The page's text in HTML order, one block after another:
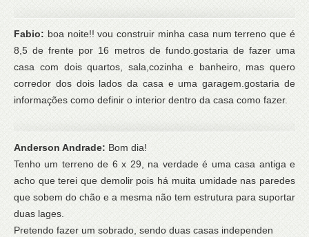
Fabio: boa noite!! vou construir minha casa num terreno que é
8,5 de frente por 16 metros de fundo.gostaria de fazer uma
casa com dois quartos, sala,cozinha e banheiro, mas quero
corredor dos dois lados da casa e uma garagem.gostaria de
informações como definir o interior dentro da casa como fazer.
Anderson Andrade: Bom dia!
Tenho um terreno de 6 x 29, na verdade é uma casa antiga e
acho que terei que demolir pois há muita umidade nas paredes
que sobem do chão e a mesma não tem estrutura para suportar
duas lages.
Pretendo fazer um sobrado, sendo duas casas independen